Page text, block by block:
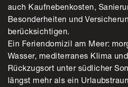
auch Kaufnebenkosten,
Besonderheiten und
berücksichtigen.
Ein Feriendomizil am Meer:
Wasser, mediterranes Klima
Rückzugsort unter südlicher
längst mehr als ein